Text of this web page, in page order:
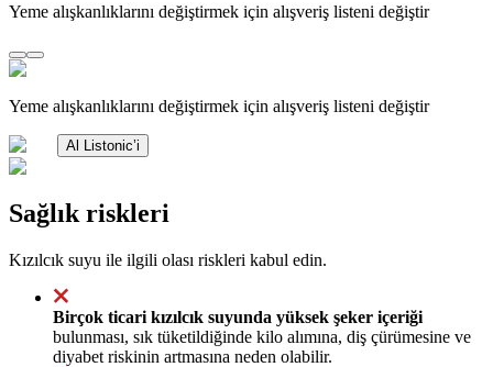
Yeme alışkanlıklarını değiştirmek için alışveriş listeni değiştir
Yeme alışkanlıklarını değiştirmek için alışveriş listeni değiştir
Al Listonic’i
Sağlık riskleri
Kızılcık suyu ile ilgili olası riskleri kabul edin.
Birçok ticari kızılcık suyunda yüksek şeker içeriği
bulunması, sık tüketildiğinde kilo alımına, diş çürümesine ve
diyabet riskinin artmasına neden olabilir.